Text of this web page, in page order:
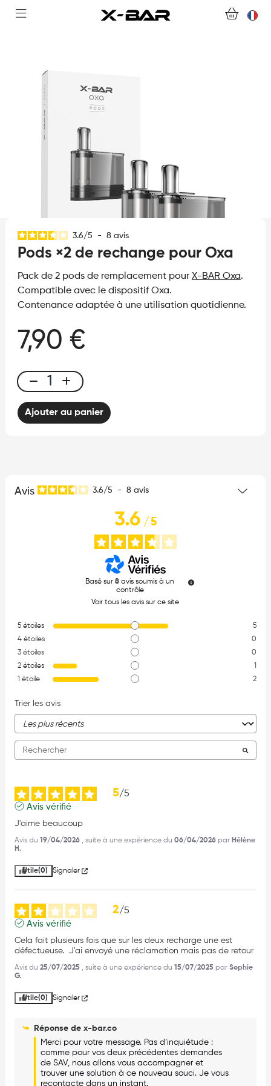
COLLECTIONS
NOUS CONTACTER
FOIRE AUX QUESTIONS
DEVENIR REVENDEUR
3.6/5 - 8 avis
Pods ×2 de rechange pour Oxa
Pack de 2 pods de remplacement pour X-BAR Oxa.
Compatible avec le dispositif Oxa.
Contenance adaptée à une utilisation quotidienne.
7,90 €
Pods
×2
deAjouter au panier
Avis 3.6/5 - 8 avis
3.6/5
Basé sur8 avis soumis à un
contrôle
Voir tous les avis sur ce site
5 étoiles
5
4 étoiles
0
3 étoiles
0
2 étoiles
1
1 étoile 2
Trier les avis
5/5
Avis vérifié
J'aime beaucoup
Avis du 19/04/2026 , suite à une expérience du 06/04/2026 par Hélène
H.
Utile(0) Signaler
2/5
Avis vérifié
Cela fait plusieurs fois que sur les deux recharge une est
défectueuse.  J'ai envoyé une réclamation mais pas de retour
Avis du 25/07/2025 , suite à une expérience du 15/07/2025 par Sophie
G.
Utile(0) Signaler
Réponse de x-bar.co
Merci pour votre message. Pas d’inquiétude :
comme pour vos deux précédentes demandes
de SAV, nous allons vous accompagner et
trouver une solution à ce nouveau souci. Je vous
recontacte dans un instant.